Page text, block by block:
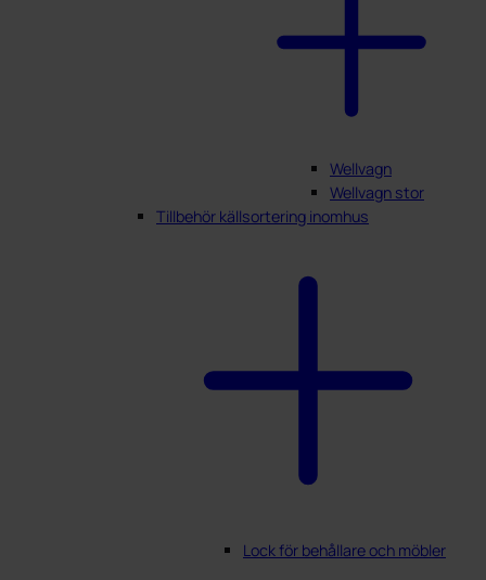
Wellvagn
Wellvagn stor
Tillbehör källsortering inomhus
Lock för behållare och möbler